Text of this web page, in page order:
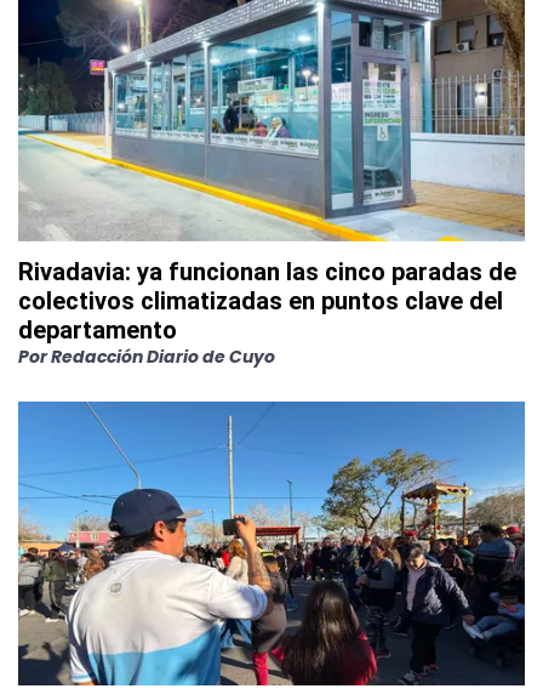
Rivadavia: ya funcionan las cinco paradas de
colectivos climatizadas en puntos clave del
departamento
PorRedacción Diario de Cuyo